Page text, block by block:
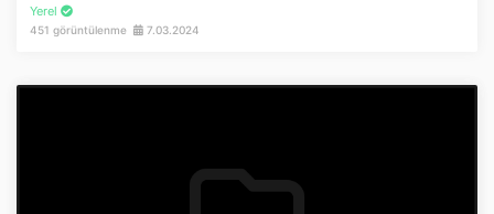
Yerel
451 görüntülenme 7.03.2024